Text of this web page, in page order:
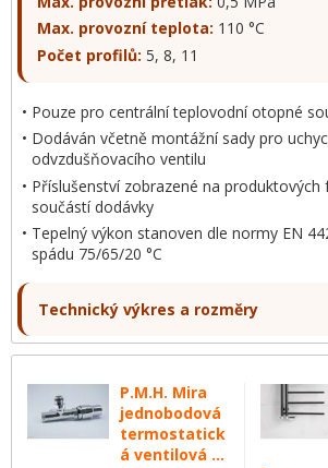
P.M.H. Mira
jednobodová
termostatick
á ventilová ...
Max. provozní teplota: 110 °C
Počet profilů: 5, 8, 11
Pouze pro centrální teplovodní otopné
Dodáván včetně montážní sady pro
odvzdušňovacího ventilu
Příslušenství zobrazené na
součástí dodávky
Tepelný výkon stanoven dle normy EN
spádu 75/65/20 °C
Technický výkres a rozměry